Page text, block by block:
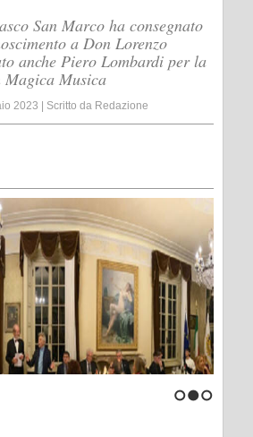
San Marco ha consegnato
a Don Lorenzo
anche Piero Lombardi per la
Musica
2023 Scritto da Redazione